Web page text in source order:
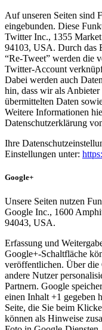
Auf unseren Seiten sind
eingebunden. Diese
Twitter Inc., 1355
94103, USA. Durch das
“Re-Tweet” werden die
Twitter-Account
Dabei werden auch
hin, dass wir als
übermittelten Daten
Weitere Informationen
Datenschutzerklärung
Ihre
Einstellungen unter:
Google+
Unsere Seiten nutzen
Google Inc., 1600
94043, USA.
Erfassung und
Google+-Schaltfläche
veröffentlichen. Über die
andere Nutzer
Partnern. Google
einen Inhalt +1 gegeben
Seite, die Sie beim
können als Hinweise